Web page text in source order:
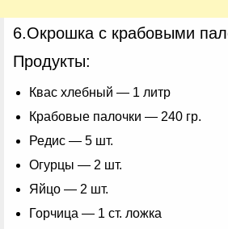
6.Окрошка с крабовыми
Продукты:
Квас хлебный — 1 литр
Крабовые палочки — 240 гр.
Редис — 5 шт.
Огурцы — 2 шт.
Яйцо — 2 шт.
Горчица — 1 ст. ложка